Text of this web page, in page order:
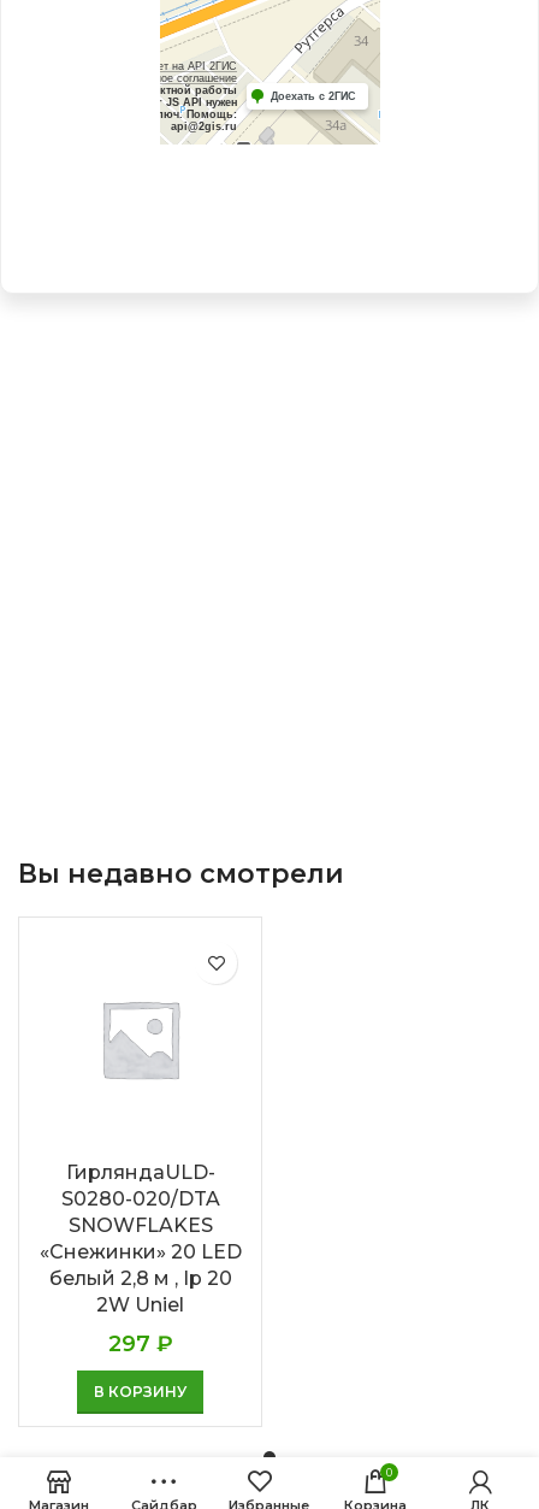
Вы недавно смотрели
ГирляндаULD-
S0280-020/DTA
SNOWFLAKES
«Снежинки» 20 LED
белый 2,8 м , Ip 20
2W Uniel
297 ₽
В КОРЗИНУ
Магазин Сайдбар Избранные
0
Корзина ЛК